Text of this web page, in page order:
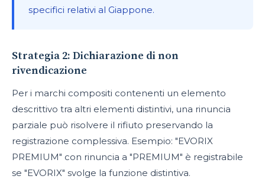
specifici relativi al Giappone.
Strategia 2: Dichiarazione di non
rivendicazione
Per i marchi compositi contenenti un elemento
descrittivo tra altri elementi distintivi, una rinuncia
parziale può risolvere il rifiuto preservando la
registrazione complessiva. Esempio: "EVORIX
PREMIUM" con rinuncia a "PREMIUM" è registrabile
se "EVORIX" svolge la funzione distintiva.